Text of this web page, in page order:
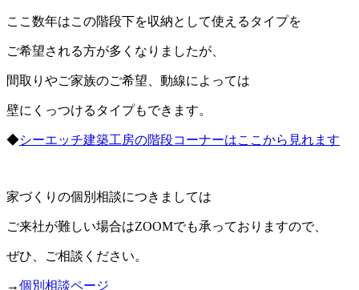
ここ数年はこの階段下を収納として使えるタイプを
ご希望される方が多くなりましたが、
間取りやご家族のご希望、動線によっては
壁にくっつけるタイプもできます。
◆シーエッチ建築工房の階段コーナーはここから見れます
家づくりの個別相談につきましては
ご来社が難しい場合はZOOMでも承っておりますので、
ぜひ、ご相談ください。
→個別相談ページ